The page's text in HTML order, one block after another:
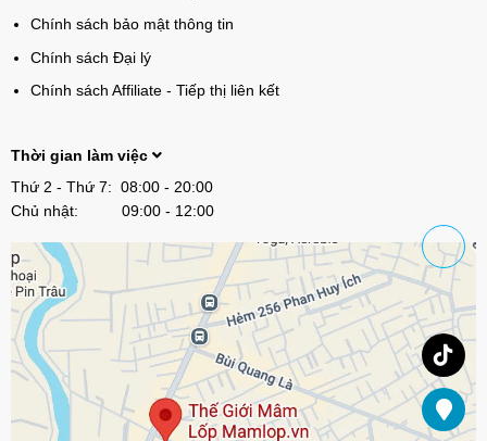
Chính sách bảo mật thông tin
Chính sách Đại lý
Chính sách Affiliate - Tiếp thị liên kết
Thời gian làm việc
Thứ 2 - Thứ 7: 08:00 - 20:00
Chủ nhật: 09:00 - 12:00